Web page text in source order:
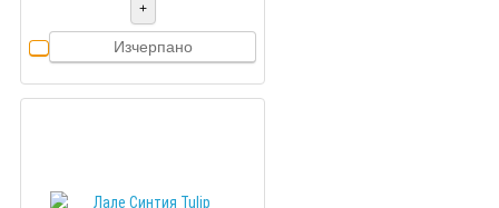
+
Изчерпано